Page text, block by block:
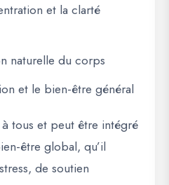
et la clarté
naturelle du corps
et le bien-être général
tous et peut être intégré
être global, qu’il
de soutien